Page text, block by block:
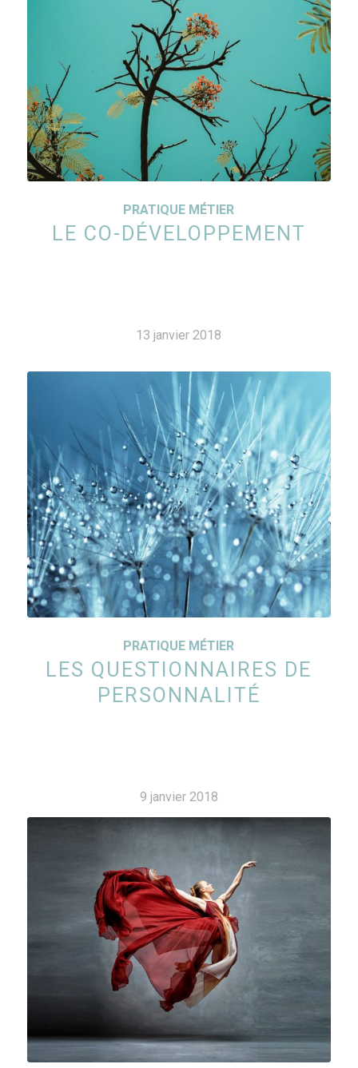
PRATIQUE MÉTIER
LE CO-DÉVELOPPEMENT
13 janvier 2018
PRATIQUE MÉTIER
LES QUESTIONNAIRES DE
PERSONNALITÉ
9 janvier 2018